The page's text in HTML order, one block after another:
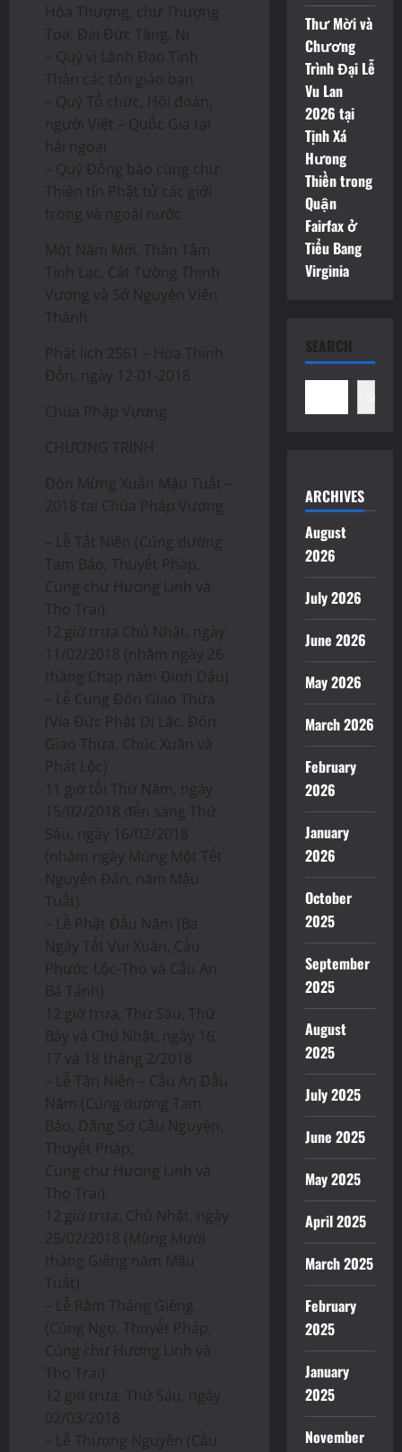
Hòa Thượng, chư Thượng
Tọa, Đại Đức Tăng, Ni
– Quý vị Lãnh Đạo Tinh
Thần các tôn giáo bạn
– Quý Tổ chức, Hội đoàn,
người Việt – Quốc Gia tại
hải ngoại
– Quý Đồng bào cùng chư
Thiện tín Phật tử các giới
trong và ngoài nước
Một Năm Mới, Thân Tâm
Tịnh Lạc, Cát Tường Thịnh
Vượng và Sở Nguyện Viên
Thành
Phật lịch 2561 – Hoa Thịnh
Đốn, ngày 12-01-2018
Chùa Pháp Vương
CHƯƠNG TRÌNH
Đón Mừng Xuân Mậu Tuất –
2018 tại Chùa Pháp Vương
– Lễ Tất Niên (Cúng dường
Tam Bảo, Thuyết Pháp,
Cúng chư Hương Linh và
Thọ Trai)
12 giờ trưa Chủ Nhật, ngày
11/02/2018 (nhằm ngày 26
tháng Chạp năm Đinh Dậu)
– Lễ Cung Đón Giao Thừa
(Vía Đức Phật Di Lặc, Đón
Giao Thừa, Chúc Xuân và
Phát Lộc)
11 giờ tối Thứ Năm, ngày
15/02/2018 đến sáng Thứ
Sáu, ngày 16/02/2018
(nhằm ngày Mùng Một Tết
Nguyên Đán, năm Mậu
Tuất)
– Lễ Phật Đầu Năm (Ba
Ngày Tết Vui Xuân, Cầu
Phước-Lộc-Thọ và Cầu An
Bá Tánh)
12 giờ trưa, Thứ Sáu, Thứ
Bảy và Chủ Nhật, ngày 16,
17 và 18 tháng 2/2018
– Lễ Tân Niên – Cầu An Đầu
Năm (Cúng dường Tam
Bảo, Dâng Sớ Cầu Nguyện,
Thuyết Pháp,
Cúng chư Hương Linh và
Thọ Trai)
12 giờ trưa, Chủ Nhật, ngày
25/02/2018 (Mùng Mười
tháng Giêng năm Mậu
Tuất)
– Lễ Rằm Tháng Giêng
(Cúng Ngọ, Thuyết Pháp,
Cúng chư Hương Linh và
Thọ Trai)
12 giờ trưa, Thứ Sáu, ngày
02/03/2018
– Lễ Thượng Nguyên (Cầu
Thư Mời và
Chương
Trình Đại Lễ
Vu Lan
2026 tại
Tịnh Xá
Hưong
Thiền trong
Quận
Fairfax ở
Tiểu Bang
Virginia
SEARCH
Search
ARCHIVES
August
2026
July 2026
June 2026
May 2026
March 2026
February
2026
January
2026
October
2025
September
2025
August
2025
July 2025
June 2025
May 2025
April 2025
March 2025
February
2025
January
2025
November